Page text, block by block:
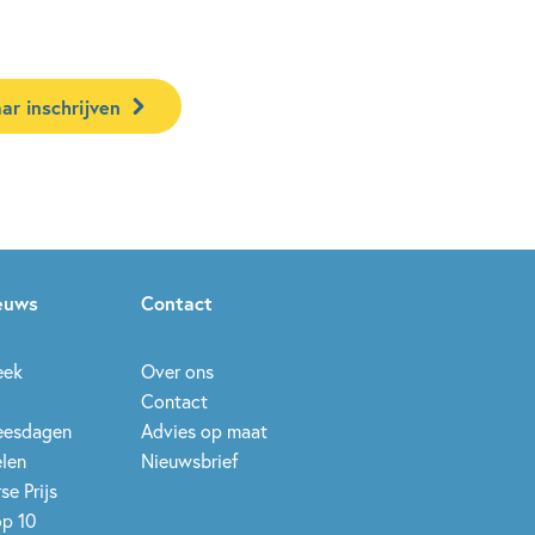
inschrijven
Prijs
10
Contact
Over ons
Contact
Advies op maat
Nieuwsbrief